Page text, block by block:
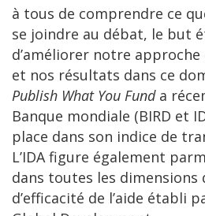
à tous de comprendre ce
se joindre au débat, le but
d’améliorer notre
et nos résultats dans ce
Publish What You Fund a
Banque mondiale (BIRD et
place dans son indice de
L’IDA figure également
dans toutes les dimensions
d’efficacité de l’aide établi